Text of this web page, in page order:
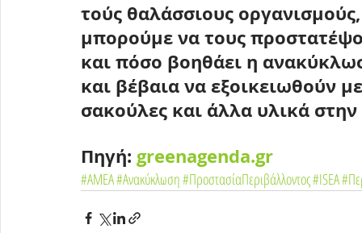
τούς θαλάσσιους
μπορούμε να τους
και πόσο βοηθάει η
και βέβαια να εξοικειωθούν
σακούλες και άλλα υλικά
Πηγή: greenagenda.gr
#ΑΜΕΑ#Ανακύκλωση#ΠροστασίαΠεριβάλλοντος#ISEA